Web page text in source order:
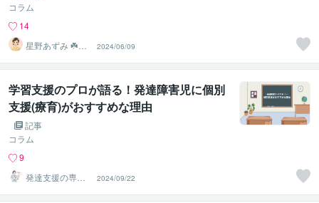
コラム
14
星野あずみ ☘️福
祉の整理と伴走
相談
2024/06/09
学習支援のプロが語る！発達障害児に個別
支援(療育)がおすすめな理由
記事
コラム
9
発達支援の専門
家 エリ
2024/09/22